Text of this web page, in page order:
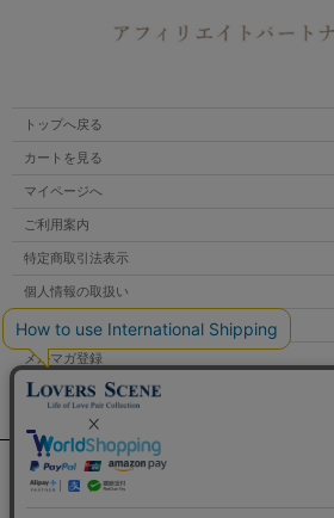
トップへ戻る
カートを見る
マイページへ
ご利用案内
特定商取引法表示
個人情報の取扱い
サイトマップ
メルマガ登録
お問い合わせ